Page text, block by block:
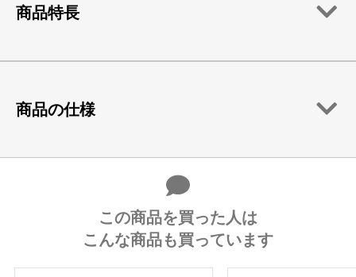
商品特長
商品の仕様
この商品を買った人は
こんな商品も買っています